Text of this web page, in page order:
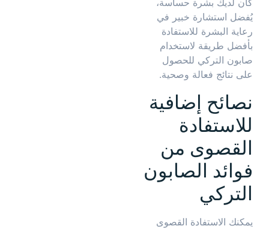
يُفضل استشارة خبير في
رعاية البشرة للاستفادة
بأفضل طريقة لاستخدام
صابون التركي للحصول
على نتائج فعالة وصحية.
نصائح إضافية
للاستفادة
القصوى من
فوائد الصابون
التركي
يمكنك الاستفادة القصوى